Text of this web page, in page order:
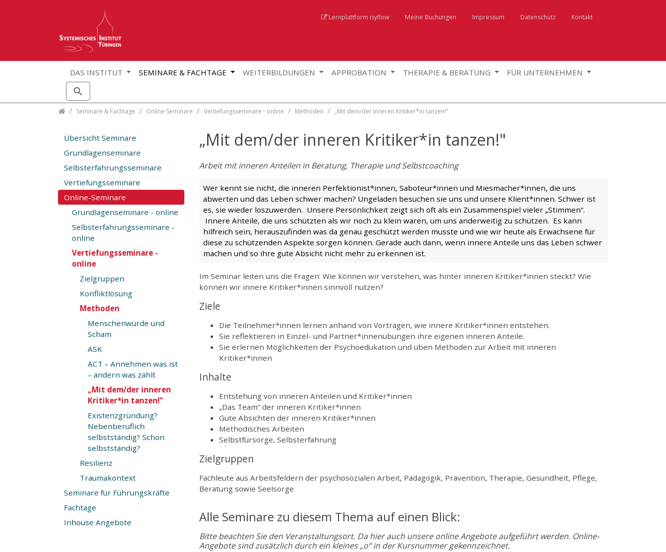
Lernplattform isyflow Meine Buchungen Impressum Datenschutz Kontakt
DAS INSTITUT SEMINARE & FACHTAGE WEITERBILDUNGEN APPROBATION THERAPIE & BERATUNG FÜR UNTERNEHMEN
Seminare & Fachtage Online-Seminare Vertiefungsseminare - online Methoden „Mit dem/der inneren Kritiker*in tanzen!"
„Mit dem/der inneren Kritiker*in tanzen!"
Arbeit mit inneren Anteilen in Beratung, Therapie und Selbstcoaching
Wer kennt sie nicht, die inneren Perfektionist*innen, Saboteur*innen und Miesmacher*innen, die uns
abwerten und das Leben schwer machen? Ungeladen besuchen sie uns und unsere Klient*innen. Schwer ist
es, sie wieder loszuwerden. Unsere Persönlichkeit zeigt sich oft als ein Zusammenspiel vieler „Stimmen“.
Innere Anteile, die uns schützten als wir noch zu klein waren, um uns anderweitig zu schützen. Es kann
hilfreich sein, herauszufinden was da genau geschützt werden musste und wie wir heute als Erwachsene für
diese zu schützenden Aspekte sorgen können. Gerade auch dann, wenn innere Anteile uns das Leben schwer
machen und so ihre gute Absicht nicht mehr zu erkennen ist.
Im Seminar leiten uns die Fragen: Wie können wir verstehen, was hinter inneren Kritiker*innen steckt? Wie
können wir innere Kritiker*innen sinnvoll nutzen?
Ziele
Die Teilnehmer*innen lernen anhand von Vorträgen, wie innere Kritiker*innen entstehen.
Sie reflektieren in Einzel- und Partner*innenübungen ihre eigenen inneren Anteile.
Sie erlernen Möglichkeiten der Psychoedukation und üben Methoden zur Arbeit mit inneren
Kritiker*innen
Inhalte
Entstehung von inneren Anteilen und Kritiker*innen
„Das Team“ der inneren Kritiker*innen
Gute Absichten der inneren Kritiker*innen
Methodisches Arbeiten
Selbstfürsorge, Selbsterfahrung
Zielgruppen
Fachleute aus Arbeitsfeldern der psychosozialen Arbeit, Pädagogik, Prävention, Therapie, Gesundheit, Pflege,
Beratung sowie Seelsorge
Alle Seminare zu diesem Thema auf einen Blick:
Bitte beachten Sie den Veranstaltungsort. Da hier auch unsere online Angebote aufgeführt werden. Online-
Angebote sind zusätzlich durch ein kleines „o“ in der Kursnummer gekennzeichnet.
Übersicht Seminare
Grundlagenseminare
Selbsterfahrungsseminare
Vertiefungsseminare
Online-Seminare
Grundlagenseminare - online
Selbsterfahrungsseminare -
online
Vertiefungsseminare -
online
Zielgruppen
Konfliktlösung
Methoden
Menschenwürde und
Scham
ASK
ACT – Annehmen was ist
– ändern was zählt
„Mit dem/der inneren
Kritiker*in tanzen!"
Existenzgründung?
Nebenberuflich
selbstständig? Schon
selbstständig?
Resilienz
Traumakontext
Seminare für Führungskräfte
Fachtage
Inhouse Angebote